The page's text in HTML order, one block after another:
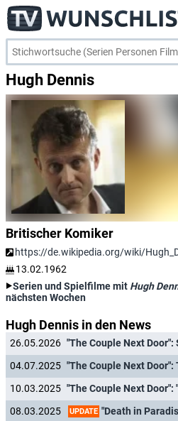
Hugh Dennis
Britischer Komiker
https://de.wikipedia.org/wiki/
13.02.1962
Serien und Spielfilme mit Hugh
nächsten Wochen
Hugh Dennis in den News
26.05.2026
04.07.2025
10.03.2025
08.03.2025
UPDATE "Death in Paradise"-Spin-Off